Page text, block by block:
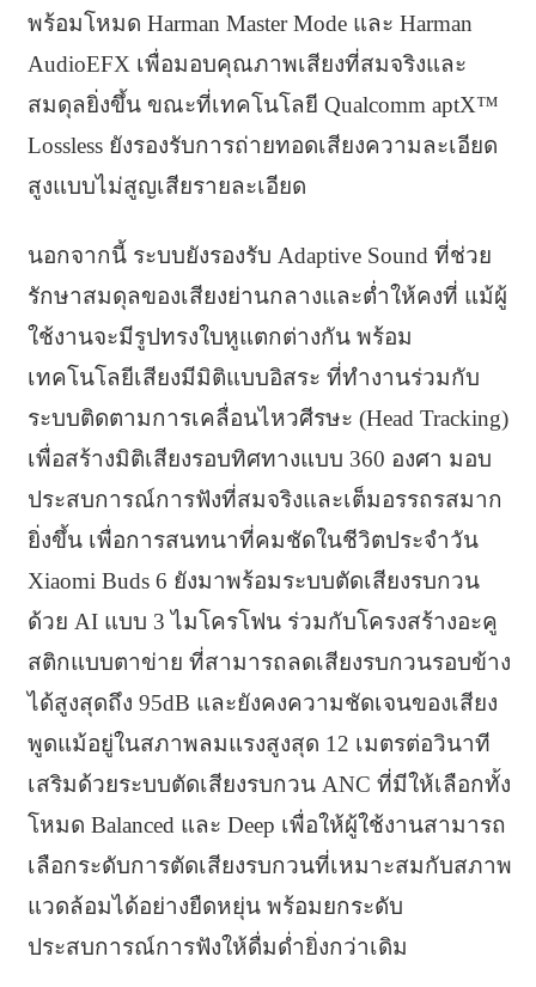
พร้อมโหมด Harman Master Mode และ Harman
AudioEFX เพื่อมอบคุณภาพเสียงที่สมจริงและ
สมดุลยิ่งขึ้น ขณะที่เทคโนโลยี Qualcomm aptX™
Lossless ยังรองรับการถ่ายทอดเสียงความละเอียด
สูงแบบไม่สูญเสียรายละเอียด
นอกจากนี้ ระบบยังรองรับ Adaptive Sound ที่ช่วย
รักษาสมดุลของเสียงย่านกลางและต่ำให้คงที่ แม้ผู้
ใช้งานจะมีรูปทรงใบหูแตกต่างกัน พร้อม
เทคโนโลยีเสียงมีมิติแบบอิสระ ที่ทำงานร่วมกับ
ระบบติดตามการเคลื่อนไหวศีรษะ (Head Tracking)
เพื่อสร้างมิติเสียงรอบทิศทางแบบ 360 องศา มอบ
ประสบการณ์การฟังที่สมจริงและเต็มอรรถรสมาก
ยิ่งขึ้น เพื่อการสนทนาที่คมชัดในชีวิตประจำวัน
Xiaomi Buds 6 ยังมาพร้อมระบบตัดเสียงรบกวน
ด้วย AI แบบ 3 ไมโครโฟน ร่วมกับโครงสร้างอะคู
สติกแบบตาข่าย ที่สามารถลดเสียงรบกวนรอบข้าง
ได้สูงสุดถึง 95dB และยังคงความชัดเจนของเสียง
พูดแม้อยู่ในสภาพลมแรงสูงสุด 12 เมตรต่อวินาที
เสริมด้วยระบบตัดเสียงรบกวน ANC ที่มีให้เลือกทั้ง
โหมด Balanced และ Deep เพื่อให้ผู้ใช้งานสามารถ
เลือกระดับการตัดเสียงรบกวนที่เหมาะสมกับสภาพ
แวดล้อมได้อย่างยืดหยุ่น พร้อมยกระดับ
ประสบการณ์การฟังให้ดื่มด่ำยิ่งกว่าเดิม